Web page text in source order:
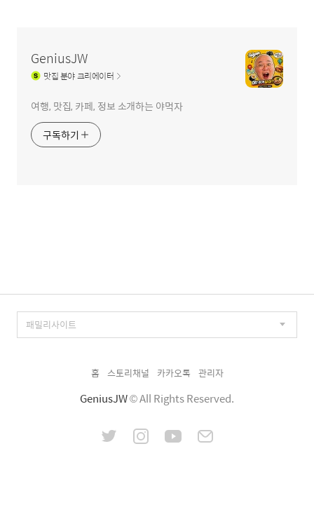
GeniusJW
맛집분야 크리에이터
여행, 맛집, 카페, 정보 소개하는 야먹자
구독하기
홈 스토리채널 카카오톡 관리자
GeniusJW© All Rights Reserved.